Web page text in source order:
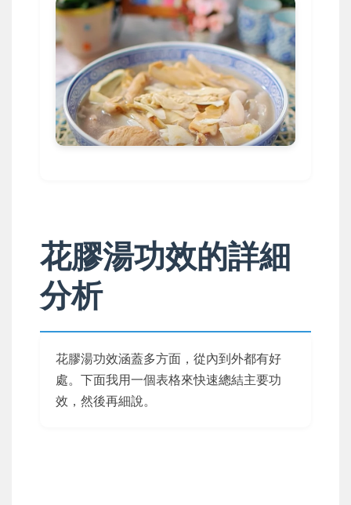
花膠湯功效的詳細
分析
花膠湯功效涵蓋多方面，從內到外都有好
處。下面我用一個表格來快速總結主要功
效，然後再細說。